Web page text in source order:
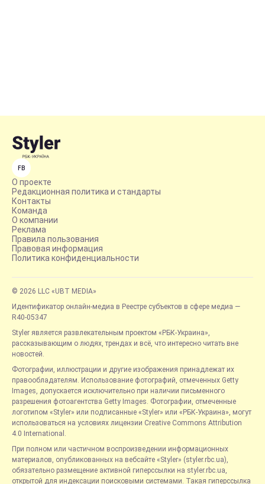
FB
О проекте
Редакционная политика и стандарты
Контакты
Команда
О компании
Реклама
Правила пользования
Правовая информация
Политика конфиденциальности
© 2026 LLC «UBT MEDIA»
Идентификатор онлайн-медиа в Реестре субъектов в сфере медиа —
R40-05347
Styler является развлекательным проектом «РБК-Украина»,
рассказывающим о людях, трендах и всё, что интересно читать вне
новостей.
Фотографии, иллюстрации и другие изображения принадлежат их
правообладателям. Использование фотографий, отмеченных Getty
Images, допускается исключительно при наличии письменного
разрешения фотоагентства Getty Images. Фотографии, отмеченные
логотипом «Styler» или подписанные «Styler» или «РБК-Украина», могут
использоваться на условиях лицензии Creative Commons Attribution
4.0 International.
При полном или частичном воспроизведении информационных
материалов, опубликованных на вебсайте «Styler» (styler.rbc.ua),
обязательно размещение активной гиперссылки на styler.rbc.ua,
открытой для индексации поисковыми системами. Такая гиперссылка